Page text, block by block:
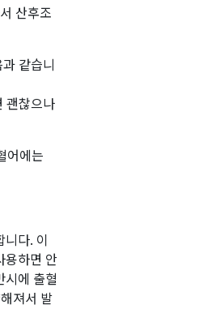
산후조
같습니
괜찮으나
어에는
다. 이
용하면 안
에 출혈
져서 발